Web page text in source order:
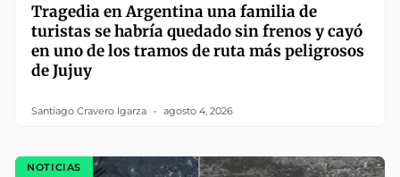
Tragedia en Argentina una familia de
turistas se habría quedado sin frenos y cayó
en uno de los tramos de ruta más peligrosos
de Jujuy
Santiago Cravero Igarza agosto 4, 2026
NOTICIAS